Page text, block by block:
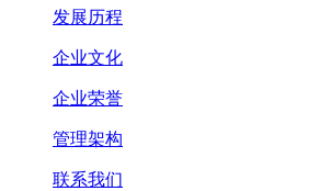
发展历程
企业文化
企业荣誉
管理架构
联系我们